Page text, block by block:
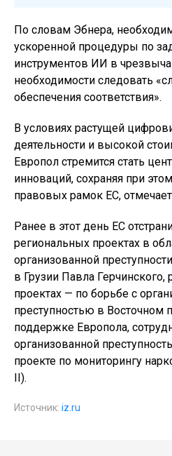
По словам Эбнера,
ускоренной процедуры по
инструментов ИИ в
необходимости следовать
обеспечения соответствия».
В условиях растущей
деятельности и высокой
Европол стремится стать
инноваций, сохраняя при
правовых рамок ЕС,
Ранее в этот день ЕС
региональных проектах в
организованной
в Грузии Павла Герчинского,
проектах — по борьбе с
преступностью в Восточном
поддержке Европола,
организованной
проекте по мониторингу
II).
Источник: iz.ru